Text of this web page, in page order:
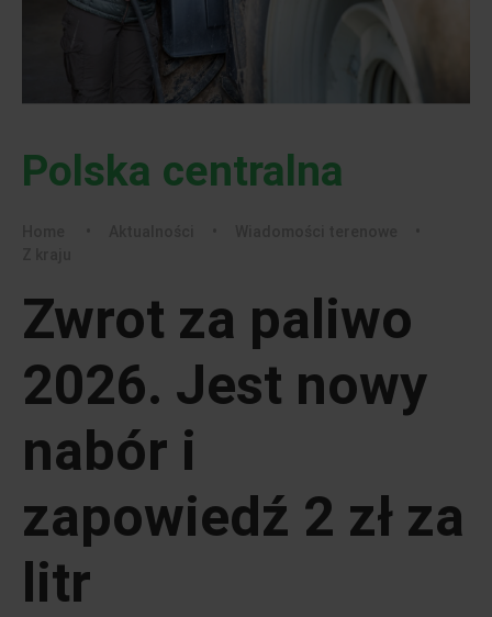
Polska centralna
Zwrot za paliwo
2026. Jest nowy
nabór i
zapowiedź 2 zł za
litr